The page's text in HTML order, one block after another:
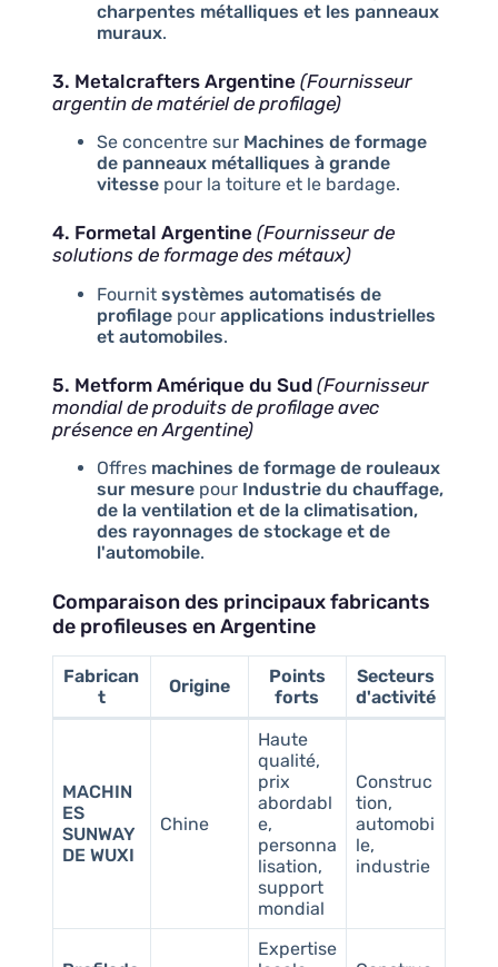
charpentes métalliques et les panneaux
muraux.
3. Metalcrafters Argentine (Fournisseur
argentin de matériel de profilage)
Se concentre sur Machines de formage
de panneaux métalliques à grande
vitessepour la toiture et le bardage.
4. Formetal Argentine (Fournisseur de
solutions de formage des métaux)
Fournit systèmes automatisés de
profilagepour applications industrielles
et automobiles.
5. Metform Amérique du Sud (Fournisseur
mondial de produits de profilage avec
présence en Argentine)
Offres machines de formage de rouleaux
sur mesurepour Industrie du chauffage,
de la ventilation et de la climatisation,
des rayonnages de stockage et de
l'automobile.
Comparaison des principaux fabricants
de profileuses en Argentine
Fabrican
t
Origine
Points
forts
Secteurs
d'activité
MACHIN
ES
SUNWAY
DE WUXI
Chine
Haute
qualité,
prix
abordabl
e,
personna
lisation,
support
mondial
Construc
tion,
automobi
le,
industrie
Expertise